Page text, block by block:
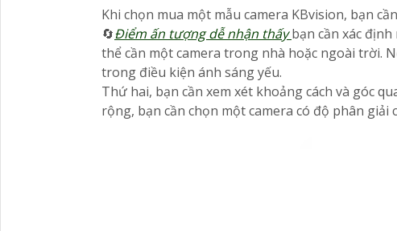
Khi chọn mua một mẫu camera KBvision, bạn
🔄Điểm ấn tượng dễ nhận thấybạn cần xác
thể cần một camera trong nhà hoặc ngoài trời.
trong điều kiện ánh sáng yếu.
Thứ hai, bạn cần xem xét khoảng cách và góc
rộng, bạn cần chọn một camera có độ phân giải